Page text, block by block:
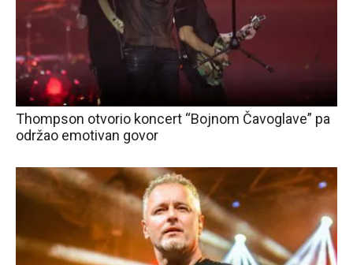
Thompson otvorio koncert “Bojnom Čavoglave” pa
održao emotivan govor